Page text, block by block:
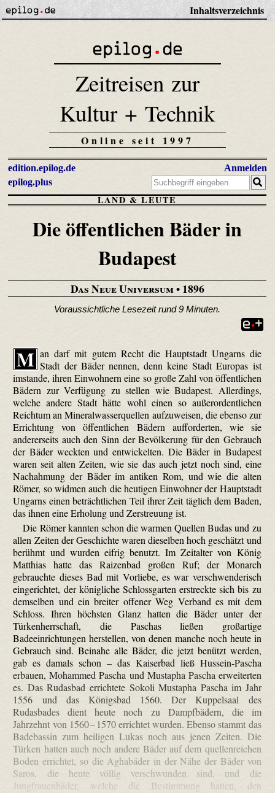
Inhaltsverzeichnis
Zeitreisen zur
Kultur + Technik
Online seit 1997
edition.epilog.de
epilog.plus
Anmelden
LAND & LEUTE
Die öffentlichen Bäder in
Budapest
Das Neue Universum• 1896
Voraussichtliche Lesezeit rund 9 Minuten.
M an darf mit gutem Recht die Hauptstadt Ungarns die
Stadt der Bäder nennen, denn keine Stadt Europas ist
imstande, ihren Einwohnern eine so große Zahl von öffentlichen
Bädern zur Verfügung zu stellen wie Budapest. Allerdings,
welche andere Stadt hätte wohl einen so außerordentlichen
Reichtum an Mineralwasserquellen aufzuweisen, die ebenso zur
Errichtung von öffentlichen Bädern aufforderten, wie sie
andererseits auch den Sinn der Bevölkerung für den Gebrauch
der Bäder weckten und entwickelten. Die Bäder in Budapest
waren seit alten Zeiten, wie sie das auch jetzt noch sind, eine
Nachahmung der Bäder im antiken Rom, und wie die alten
Römer, so widmen auch die heutigen Einwohner der Hauptstadt
Ungarns einen beträchtlichen Teil ihrer Zeit täglich dem Baden,
das ihnen eine Erholung und Zerstreuung ist.
Die Römer kannten schon die warmen Quellen Budas und zu
allen Zeiten der Geschichte waren dieselben hoch geschätzt und
berühmt und wurden eifrig benutzt. Im Zeitalter von König
Matthias hatte das Raizenbad großen Ruf; der Monarch
gebrauchte dieses Bad mit Vorliebe, es war verschwenderisch
eingerichtet, der königliche Schlossgarten erstreckte sich bis zu
demselben und ein breiter offener Weg Verband es mit dem
Schloss. Ihren höchsten Glanz hatten die Bäder unter der
Türkenherrschaft, die Paschas ließen großartige
Badeeinrichtungen herstellen, von denen manche noch heute in
Gebrauch sind. Beinahe alle Bäder, die jetzt benützt werden,
gab es damals schon – das Kaiserbad ließ Hussein-Pascha
erbauen, Mohammed Pascha und Mustapha Pascha erweiterten
es. Das Rudasbad errichtete Sokoli Mustapha Pascha im Jahr
1556 und das Königsbad 1560. Der Kuppelsaal des
Rudasbades dient heute noch zu Dampfbädern, die im
Jahrzehnt von 1560 – 1570 errichtet wurden. Ebenso stammt das
Badebassin zum heiligen Lukas noch aus jenen Zeiten. Die
Türken hatten auch noch andere Bäder auf dem quellenreichen
Boden errichtet, so die Aghabäder in der Nähe der Bäder von
Saros, die heute völlig verschwunden sind, und die
Jungfrauenbäder, welche die Bestimmung hatten, den